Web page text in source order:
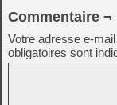
Commentaire ¬
Votre adresse e-
obligatoires sont